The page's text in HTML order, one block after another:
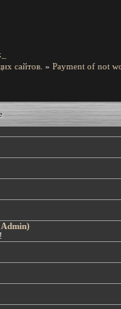
сайтов. » Payment of not